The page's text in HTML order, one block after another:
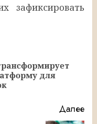
зафиксировать
для
Далее